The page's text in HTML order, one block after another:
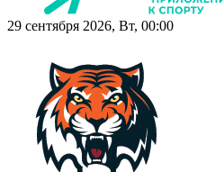
29 сентября 2026, Вт, 00:00